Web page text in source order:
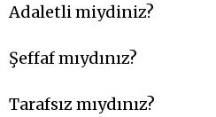
Adaletli miydiniz?
Şeffaf mıydınız?
Tarafsız mıydınız?